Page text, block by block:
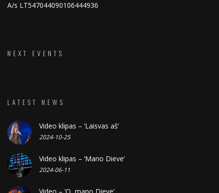
A/s LT547044090106444936
NEXT EVENTS
LATEST NEWS
Video klipas – ‘Laisvas aš’
2024-10-25
Video klipas – ‘Mano Dieve’
2024-06-11